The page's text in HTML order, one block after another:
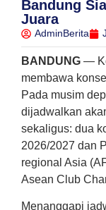
Bandung
Juara
AdminBerita
BANDUNG —
membawa
Pada musim
dijadwalkan
sekaligus: dua
2026/2027 dan
regional Asia
Asean Club
Menanggapi